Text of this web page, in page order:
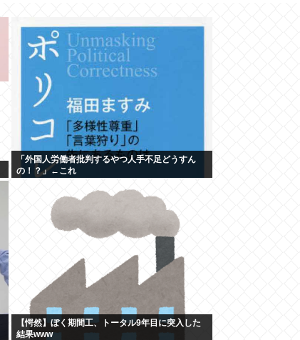
「外国人労働者批判するやつ人手不足どうすん
の！？」←これ
【愕然】ぼく期間工、トータル9年目に突入した
結果www